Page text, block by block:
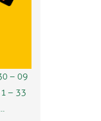
– 09
– 33